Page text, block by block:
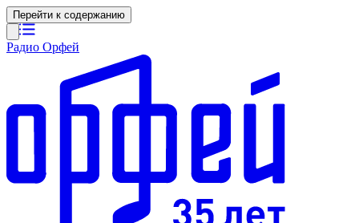
Перейти к содержанию
Радио Орфей